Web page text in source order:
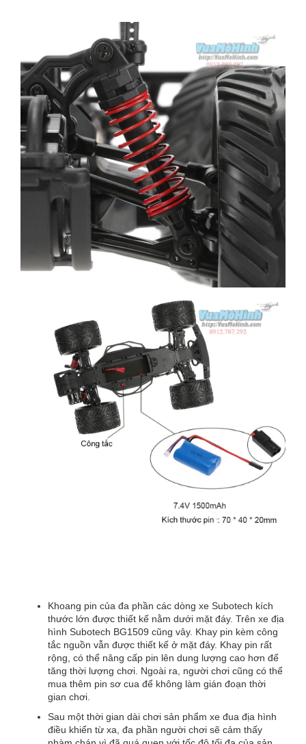
Khoang pin của đa phần các dòng xe Subotech kích
thước lớn được thiết kế nằm dưới mặt đáy. Trên xe địa
hình Subotech BG1509 cũng vây. Khay pin kèm công
tắc nguồn vẫn được thiết kế ở mặt đáy. Khay pin rất
rộng, có thể nâng cấp pin lên dung lượng cao hơn để
tăng thời lượng chơi. Ngoài ra, người chơi cũng có thể
mua thêm pin sơ cua để không làm gián đoạn thời
gian chơi.
Sau một thời gian dài chơi sản phẩm xe đua địa hình
điều khiển từ xa, đa phần người chơi sẽ cảm thấy